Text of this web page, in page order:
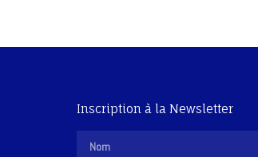
Inscription à la Newsletter